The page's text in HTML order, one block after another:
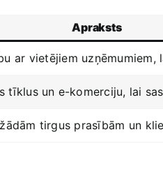
Apraksts
ar vietējiem uzņēmumiem,
tīklus un e-komerciju, lai
tirgus prasībām un⁣